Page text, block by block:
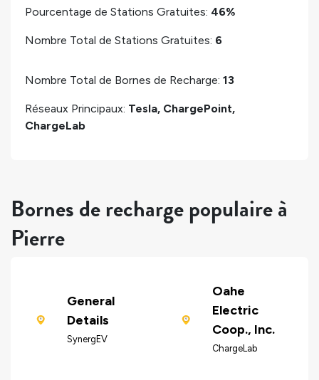
Pourcentage de Stations Gratuites: 46%
Nombre Total de Stations Gratuites: 6
Nombre Total de Bornes de Recharge: 13
Réseaux Principaux: Tesla, ChargePoint,
ChargeLab
Bornes de recharge populaire à
Pierre
General
Details
SynergEV
Oahe
Electric
Coop., Inc.
ChargeLab